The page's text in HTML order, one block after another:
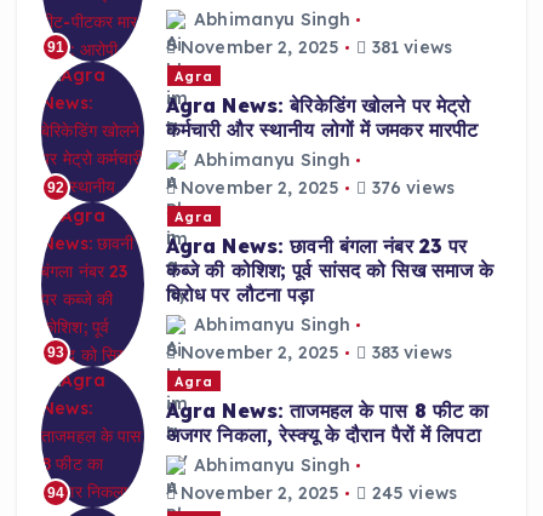
91
Abhimanyu Singh
November 2, 2025
381 views
92
Agra
Agra News: बेरिकेडिंग खोलने पर मेट्रो
कर्मचारी और स्थानीय लोगों में जमकर मारपीट
Abhimanyu Singh
November 2, 2025
376 views
93
Agra
Agra News: छावनी बंगला नंबर 23 पर
कब्जे की कोशिश; पूर्व सांसद को सिख समाज के
विरोध पर लौटना पड़ा
Abhimanyu Singh
November 2, 2025
383 views
94
Agra
Agra News: ताजमहल के पास 8 फीट का
अजगर निकला, रेस्क्यू के दौरान पैरों में लिपटा
Abhimanyu Singh
November 2, 2025
245 views